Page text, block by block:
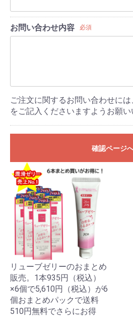
お問い合わせ内容 必須
ご注文に関するお問い合わせには
をご記入くださいますようお願い
確認ページ
リューブゼリーのおまとめ
販売。1本935円（税込）
×6個で5,610円（税込）が6
個おまとめパックで送料
510円無料でさらにお得